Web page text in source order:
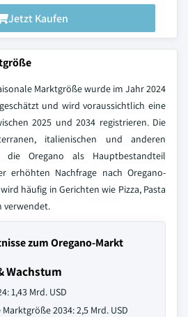
Jetzt Kaufen
Marktgröße wurde im Jahr 2024
und wird voraussichtlich eine
2025 und 2034 registrieren. Die
italienischen und anderen
die Oregano als Hauptbestandteil
erhöhten Nachfrage nach Oregano-
häufig in Gerichten wie Pizza, Pasta
verwendet.
zum Oregano-Markt
Wachstum
1,43 Mrd. USD
2034: 2,5 Mrd. USD